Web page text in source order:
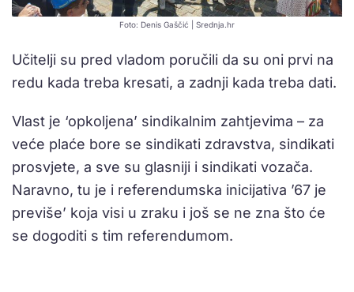
Foto: Denis Gaščić | Srednja.hr
Učitelji su pred vladom poručili da su oni prvi na
redu kada treba kresati, a zadnji kada treba dati.
Vlast je ‘opkoljena’ sindikalnim zahtjevima – za
veće plaće bore se sindikati zdravstva, sindikati
prosvjete, a sve su glasniji i sindikati vozača.
Naravno, tu je i referendumska inicijativa ’67 je
previše’ koja visi u zraku i još se ne zna što će
se dogoditi s tim referendumom.